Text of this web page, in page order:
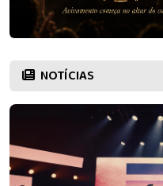
NOTÍCIAS